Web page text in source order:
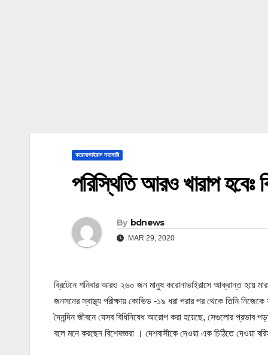
করোনাভাইরাস মহামারি
পরিস্থিতি আরও খারাপ হবেঃ
By bdnews
MAR 29, 2020
ব্রিটেনে শনিবার আরও ২৬০ জন মানুষ করোনাভাইরাসে আক্রান্ত হয়ে
জনসনের স্বাস্থ্য পরীক্ষায় কোভিড -১৯ ধরা পরার পর থেকে তিনি
দৈনন্দিন জীবনে যেসব বিধিনিষেধ আরোপ করা হয়েছে, সেগুলোর
বলে মনে করছেন বিশেষজ্ঞরা । দেশবাসীকে দেওয়া এক চিঠিতে দেওয়া